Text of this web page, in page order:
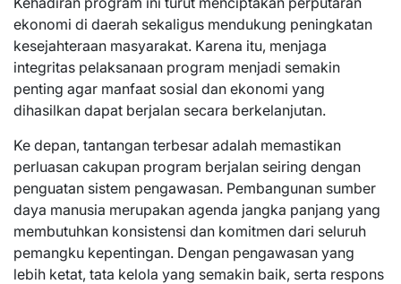
ekonomi di daerah sekaligus mendukung peningkatan
kesejahteraan masyarakat. Karena itu, menjaga
integritas pelaksanaan program menjadi semakin
penting agar manfaat sosial dan ekonomi yang
dihasilkan dapat berjalan secara berkelanjutan.
Ke depan, tantangan terbesar adalah memastikan
perluasan cakupan program berjalan seiring dengan
penguatan sistem pengawasan. Pembangunan sumber
daya manusia merupakan agenda jangka panjang yang
membutuhkan konsistensi dan komitmen dari seluruh
pemangku kepentingan. Dengan pengawasan yang
lebih ketat, tata kelola yang semakin baik, serta respons